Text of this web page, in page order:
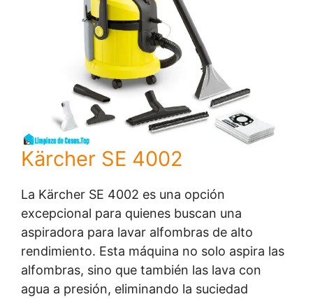
Kärcher SE 4002
La Kärcher SE 4002 es una opción
excepcional para quienes buscan una
aspiradora para lavar alfombras de alto
rendimiento. Esta máquina no solo aspira las
alfombras, sino que también las lava con
agua a presión, eliminando la suciedad